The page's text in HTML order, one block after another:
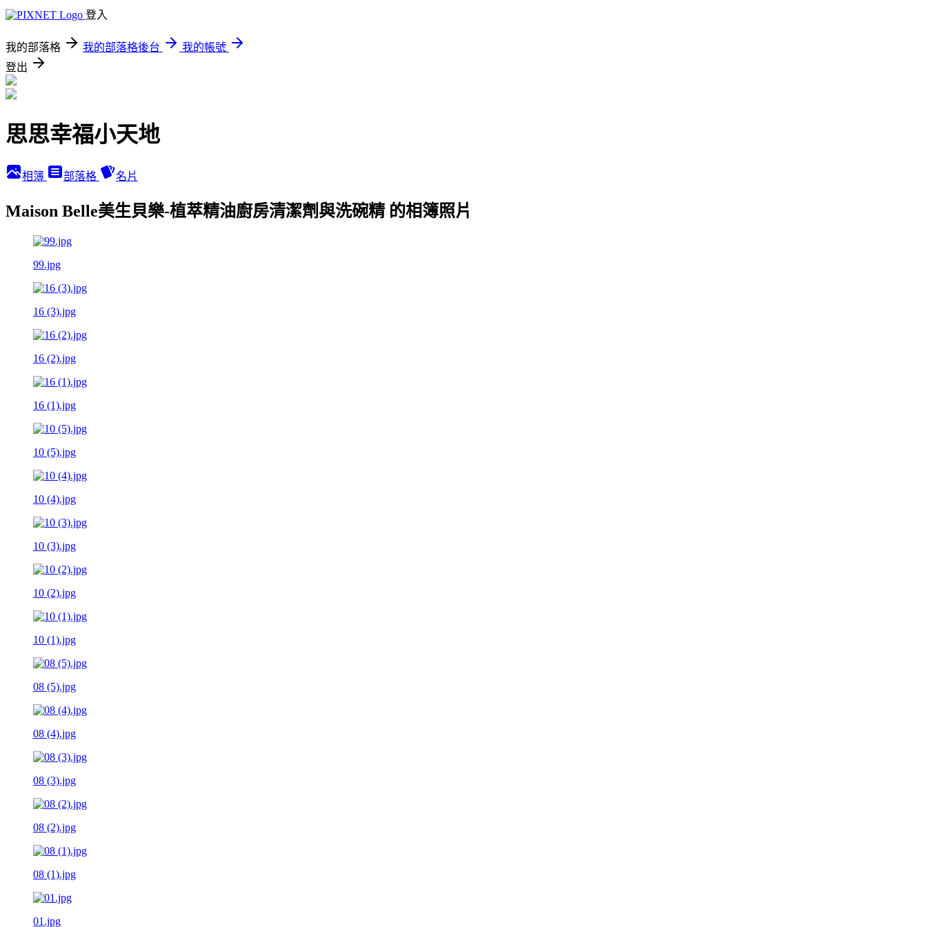
登入
我的部落格 我的部落格後台
我的帳號
登出
思思幸福小天地
相簿 部落格 名片
Maison Belle美生貝樂-植萃精油廚房清潔劑與洗碗精 的相簿照片
99.jpg
16 (3).jpg
16 (2).jpg
16 (1).jpg
10 (5).jpg
10 (4).jpg
10 (3).jpg
10 (2).jpg
10 (1).jpg
08 (5).jpg
08 (4).jpg
08 (3).jpg
08 (2).jpg
08 (1).jpg
01.jpg